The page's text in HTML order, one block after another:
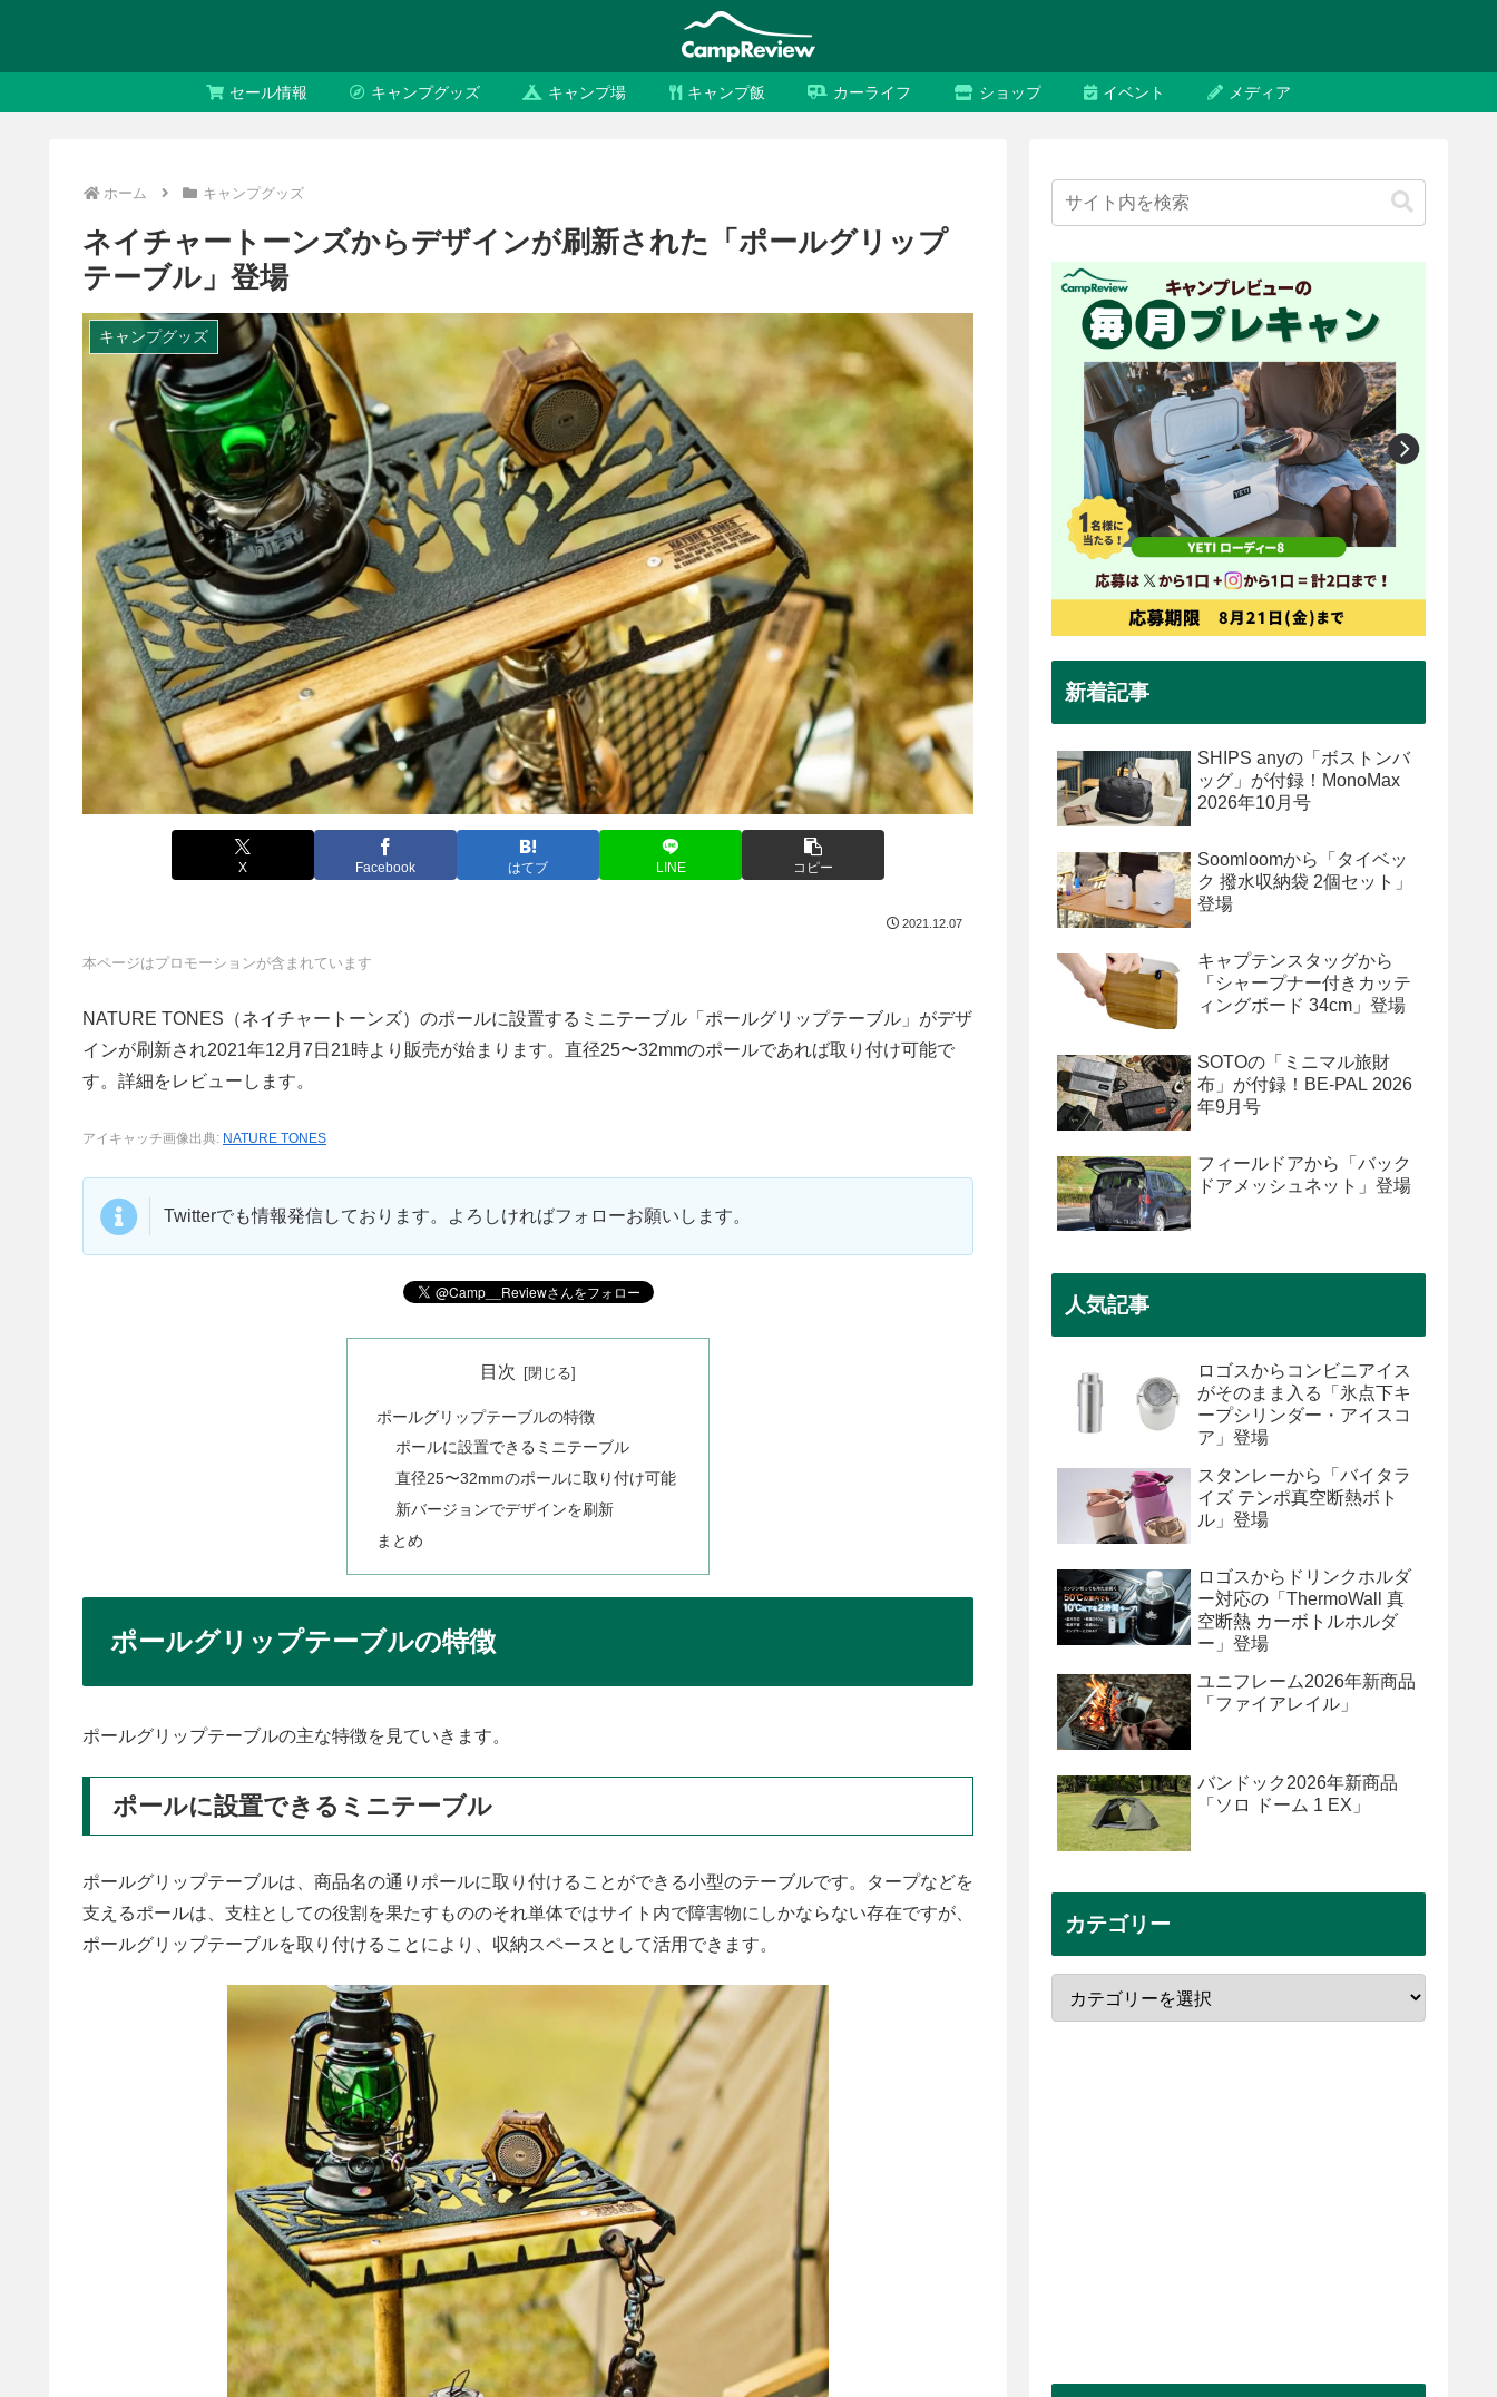
セール情報 キャンプグッズ キャンプ場 キャンプ飯 カーライフ ショップ イベント メディア
ホーム キャンプグッズ
ネイチャートーンズからデザインが刷新された「ポールグリップ
テーブル」登場
キャンプグッズ
X Facebook はてブ LINE コピー
2021.12.07
本ページはプロモーションが含まれています
NATURE TONES（ネイチャートーンズ）のポールに設置するミニテーブル「ポールグリップテーブル」がデザ
インが刷新され2021年12月7日21時より販売が始まります。直径25〜32mmのポールであれば取り付け可能で
す。詳細をレビューします。
アイキャッチ画像出典: NATURE TONES
Twitterでも情報発信しております。よろしければフォローお願いします。
目次
ポールグリップテーブルの特徴
ポールに設置できるミニテーブル
直径25〜32mmのポールに取り付け可能
新バージョンでデザインを刷新
まとめ
ポールグリップテーブルの特徴
ポールグリップテーブルの主な特徴を見ていきます。
ポールに設置できるミニテーブル
ポールグリップテーブルは、商品名の通りポールに取り付けることができる小型のテーブルです。タープなどを
支えるポールは、支柱としての役割を果たすもののそれ単体ではサイト内で障害物にしかならない存在ですが、
ポールグリップテーブルを取り付けることにより、収納スペースとして活用できます。
新着記事
SHIPS anyの「ボストンバ
ッグ」が付録！MonoMax
2026年10月号
Soomloomから「タイベッ
ク 撥水収納袋 2個セット」
登場
キャプテンスタッグから
「シャープナー付きカッテ
ィングボード 34cm」登場
SOTOの「ミニマル旅財
布」が付録！BE-PAL 2026
年9月号
フィールドアから「バック
ドアメッシュネット」登場
人気記事
ロゴスからコンビニアイス
がそのまま入る「氷点下キ
ープシリンダー・アイスコ
ア」登場
スタンレーから「バイタラ
イズ テンポ真空断熱ボト
ル」登場
ロゴスからドリンクホルダ
ー対応の「ThermoWall 真
空断熱 カーボトルホルダ
ー」登場
ユニフレーム2026年新商品
「ファイアレイル」
バンドック2026年新商品
「ソロ ドーム 1 EX」
カテゴリー